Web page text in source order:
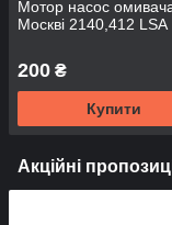
Мотор насос
Москві 2140,412 LSA
200 ₴
Купити
Акційні